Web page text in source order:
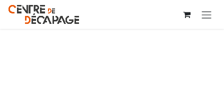
Se rendre au contenu